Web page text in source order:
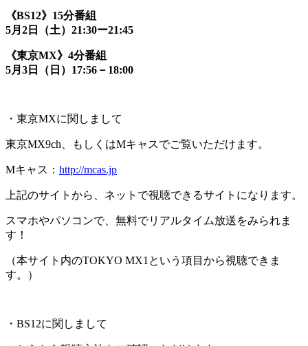
《BS12》 15分番組
5月 2日（土） 21:30ー21:45
《東京MX》 4分番組
5月 3日（日） 17:56－ 18:00
・東京MXに関しまして
東京MX9ch、もしくはMキャスでご覧いただけます。
Mキャス： http://mcas.jp
上記のサイトから、ネットで視聴できるサイトになります。
スマホやパソコンで、無料でリアルタイム放送をみられま
す！
（本サイト内のTOKYO MX1という項目から視聴できま
す。）
・BS12に関しまして